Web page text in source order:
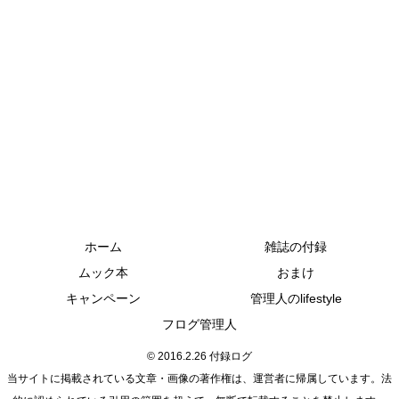
ホーム
雑誌の付録
ムック本
おまけ
キャンペーン
管理人のlifestyle
フログ管理人
© 2016.2.26 付録ログ
当サイトに掲載されている文章・画像の著作権は、運営者に帰属しています。法